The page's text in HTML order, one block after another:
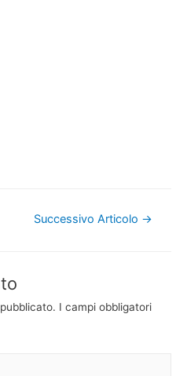
Successivo Articolo →
I campi obbligatori